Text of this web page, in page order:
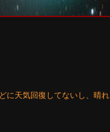
に天気回復してないし、晴れ